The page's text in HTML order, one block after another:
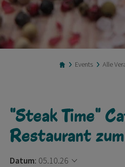
Events Alle
"Steak Time"
Restaurant
Datum: 05.10.26